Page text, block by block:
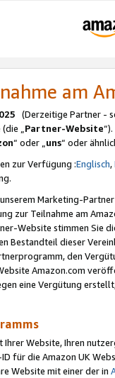
am
(Derzeitige Partner -
„Partner-Website
“ oder „uns“ oder
zur Verfügung :Englisch,
Marketing-
zur Teilnahme am
Website stimmen Sie
Bestandteil dieser
den
Amazon.com
eine Vergütung
Website, Ihren
für die Amazon UK
Website mit einer der in